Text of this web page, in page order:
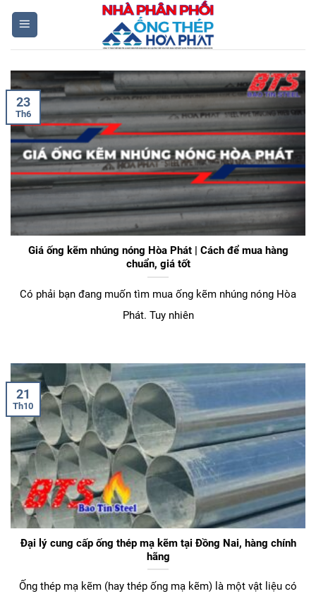
Skip
content
Giá ống kẽm nhúng nóng Hòa Phát | Cách để mua hàng
chuẩn, giá tốt
Có phải bạn đang muốn tìm mua ống kẽm nhúng nóng Hòa
Phát. Tuy nhiên
23
Th6
Đại lý cung cấp ống thép mạ kẽm tại Đồng Nai, hàng chính
hãng
Ống thép mạ kẽm (hay thép ống mạ kẽm) là một vật liệu có
21
Th10